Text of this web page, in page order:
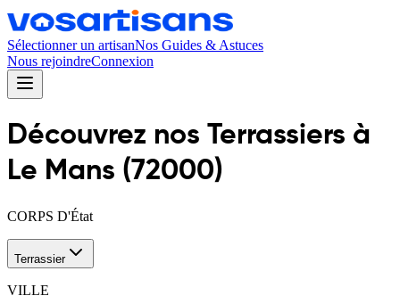
Sélectionner un artisanNos Guides & Astuces
Nous rejoindreConnexion
Découvrez nos Terrassiers à
Le Mans (72000)
CORPS D'État
Terrassier
VILLE